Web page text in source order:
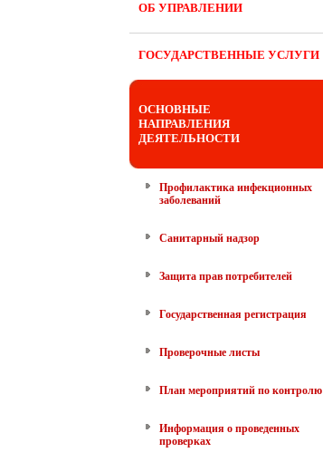
ОБ УПРАВЛЕНИИ
ГОСУДАРСТВЕННЫЕ УСЛУГИ
ОСНОВНЫЕ
НАПРАВЛЕНИЯ
ДЕЯТЕЛЬНОСТИ
Профилактика инфекционных
заболеваний
Санитарный надзор
Защита прав потребителей
Государственная регистрация
Проверочные листы
План мероприятий по контролю
Информация о проведенных
проверках